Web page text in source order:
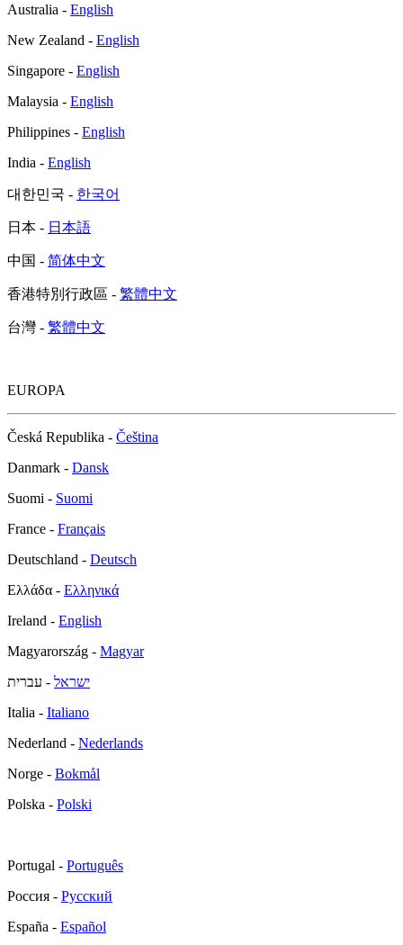
Australia - English
New Zealand - English
Singapore - English
Malaysia - English
Philippines - English
India - English
대한민국 - 한국어
日本 - 日本語
中国 - 简体中文
香港特別行政區 - 繁體中文
台灣 - 繁體中文
EUROPA
Česká Republika - Čeština
Danmark - Dansk
Suomi - Suomi
France - Français
Deutschland - Deutsch
Ελλάδα - Ελληνικά
Ireland - English
Magyarország - Magyar
ישראל - עברית
Italia - Italiano
Nederland - Nederlands
Norge - Bokmål
Polska - Polski
Portugal - Português
Россия - Русский
España - Español